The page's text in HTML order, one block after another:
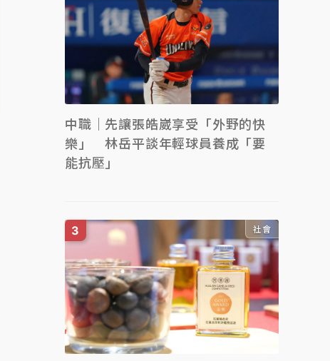
中職｜先讓張皓崴享受「外野的快
樂」 林岳平談年輕球員養成「要
能抗壓」
社會